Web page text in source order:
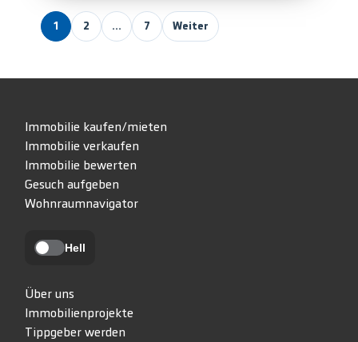
1 2 … 7 Weiter
Immobilie kaufen/mieten
Immobilie verkaufen
Immobilie bewerten
Gesuch aufgeben
Wohnraumnavigator
Hell
Über uns
Immobilienprojekte
Tippgeber werden